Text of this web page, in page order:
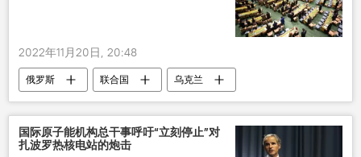
2022年11月20日, 20:48
俄罗斯 联合国 乌克兰
国际原子能机构总干事呼吁“立刻停止”对
扎波罗热核电站的炮击